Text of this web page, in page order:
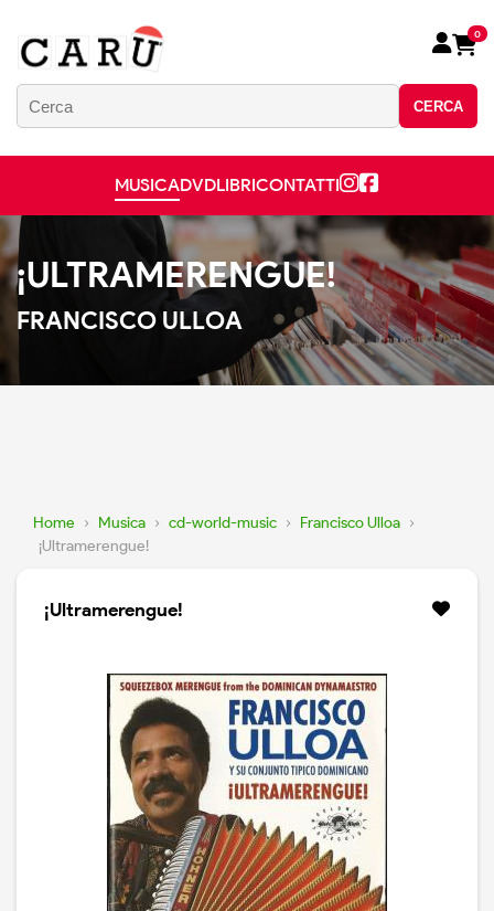
CERCA
0
MUSICADVDLIBRICONTATTI
¡ULTRAMERENGUE!
FRANCISCO ULLOA
Home › Musica › cd-world-music › Francisco Ulloa ›
¡Ultramerengue!
¡Ultramerengue!